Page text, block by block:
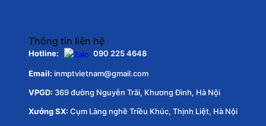
Thông tin liên hệ
Hotline: 090 225 4648
Email: inmptvietnam@gmail.com
VPGD: 369 đường Nguyễn Trãi, Khương Đình, Hà Nội
Xưởng SX: Cụm Làng nghề Triều Khúc, Thịnh Liệt, Hà Nội